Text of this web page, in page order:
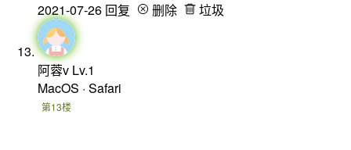
2021-07-26 回复 删除 垃圾
阿蓉v Lv.1
MacOS · Safari
第13楼